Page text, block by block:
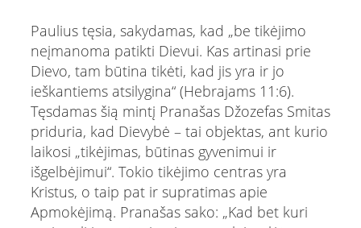
Paulius tęsia, sakydamas, kad „be tikėjimo
neįmanoma patikti Dievui. Kas artinasi prie
Dievo, tam būtina tikėti, kad jis yra ir jo
ieškantiems atsilygina“ (Hebrajams 11:6).
Tęsdamas šią mintį Pranašas Džozefas Smitas
priduria, kad Dievybė – tai objektas, ant kurio
laikosi „tikėjimas, būtinas gyvenimui ir
išgelbėjimui“. Tokio tikėjimo centras yra
Kristus, o taip pat ir supratimas apie
Apmokėjimą. Pranašas sako: „Kad bet kuri